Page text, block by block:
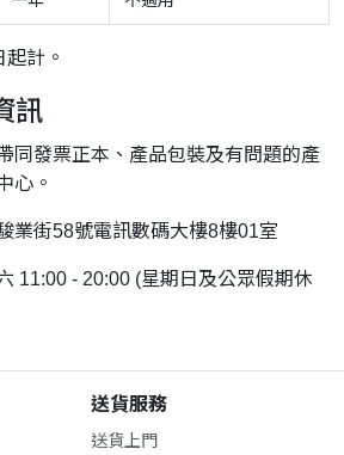
計。
訊
同發票正本、產品包裝及有問題的產
心。
業街58號電訊數碼大樓8樓01室
11:00 - 20:00 (星期日及公眾假期休
送貨服務
送貨上門